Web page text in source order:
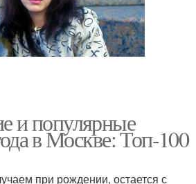
и популярные
в Москве: Топ-100
при рождении, остается с